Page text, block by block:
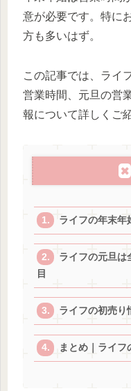
意が必要です。特に
方も多いはず。
この記事では、ライ
営業時間、元旦の営
報について詳しくご
ライフの年末年
ライフの元旦は
目
ライフの初売り
まとめ｜ライフ